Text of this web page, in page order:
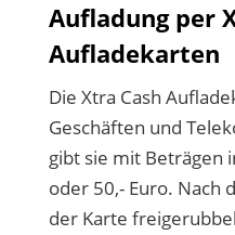
Aufladung per
Aufladekarten
Die Xtra Cash
Geschäften und
gibt sie mit Beträgen
oder 50,- Euro. Nach
der Karte